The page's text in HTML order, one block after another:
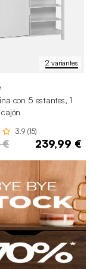
2 variantes
con 5 estantes, 1
3.9 (15)
€ 239,99 €